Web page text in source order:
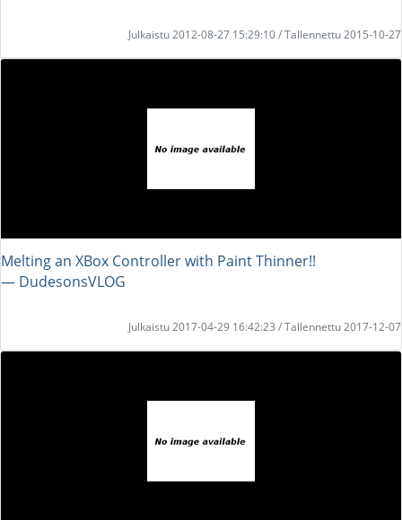
Julkaistu 2012-08-27 15:29:10 / Tallennettu 2015-10-27
Melting an XBox Controller with Paint Thinner!!
― DudesonsVLOG
Julkaistu 2017-04-29 16:42:23 / Tallennettu 2017-12-07